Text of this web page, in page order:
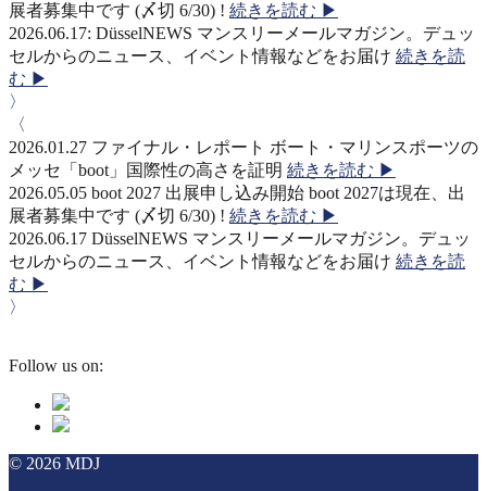
展者募集中です (〆切 6/30) ! 続きを読む ▶
2026.06.17: DüsselNEWS マンスリーメールマガジン。デュッ
セルからのニュース、イベント情報などをお届け 続きを読
む ▶
〉
〈
2026.01.27 ファイナル・レポート ボート・マリンスポーツの
メッセ「boot」国際性の高さを証明 続きを読む ▶
2026.05.05 boot 2027 出展申し込み開始 boot 2027は現在、出
展者募集中です (〆切 6/30) ! 続きを読む ▶
2026.06.17 DüsselNEWS マンスリーメールマガジン。デュッ
セルからのニュース、イベント情報などをお届け 続きを読
む ▶
〉
Follow us on:
© 2026 MDJ